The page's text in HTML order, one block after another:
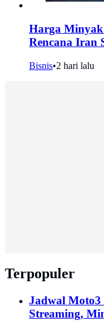
Harga
Rencana Iran
Bisnis•2 hari lalu
Terpopuler
Jadwal
Streaming,